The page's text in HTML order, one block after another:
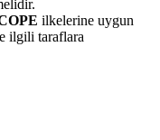
ilkelerine uygun
ilgili taraflara